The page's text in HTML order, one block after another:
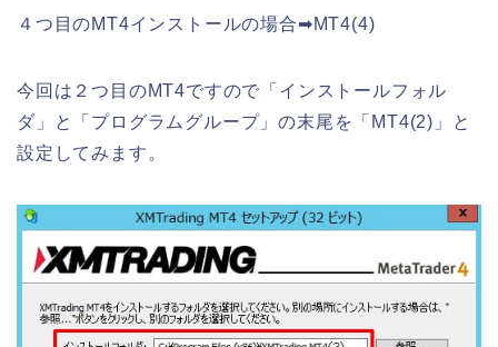
４つ目のMT4インストールの場合➡MT4(4)
今回は２つ目のMT4ですので「インストールフォル
ダ」と「プログラムグループ」の末尾を「MT4(2)」と
設定してみます。